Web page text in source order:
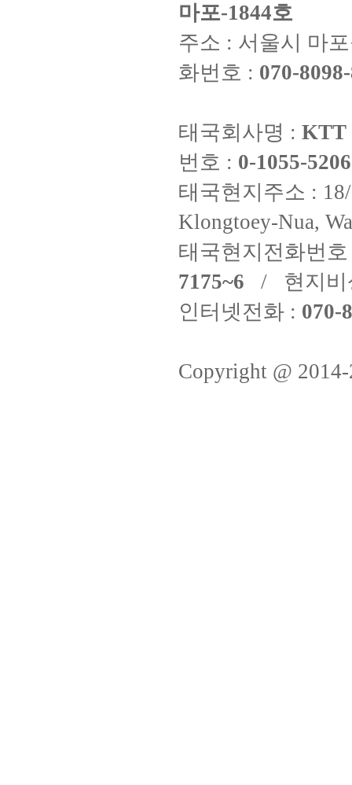
마포-1844호
주소 : 서울시 마
화번호 : 070-
태국회사명 : KTT
번호 : 0-1055-
태국현지주소 :
Klongtoey-Nua,
태국현지전화번
7175~6 / 현지비
인터넷전화 : 070-
Copyright @